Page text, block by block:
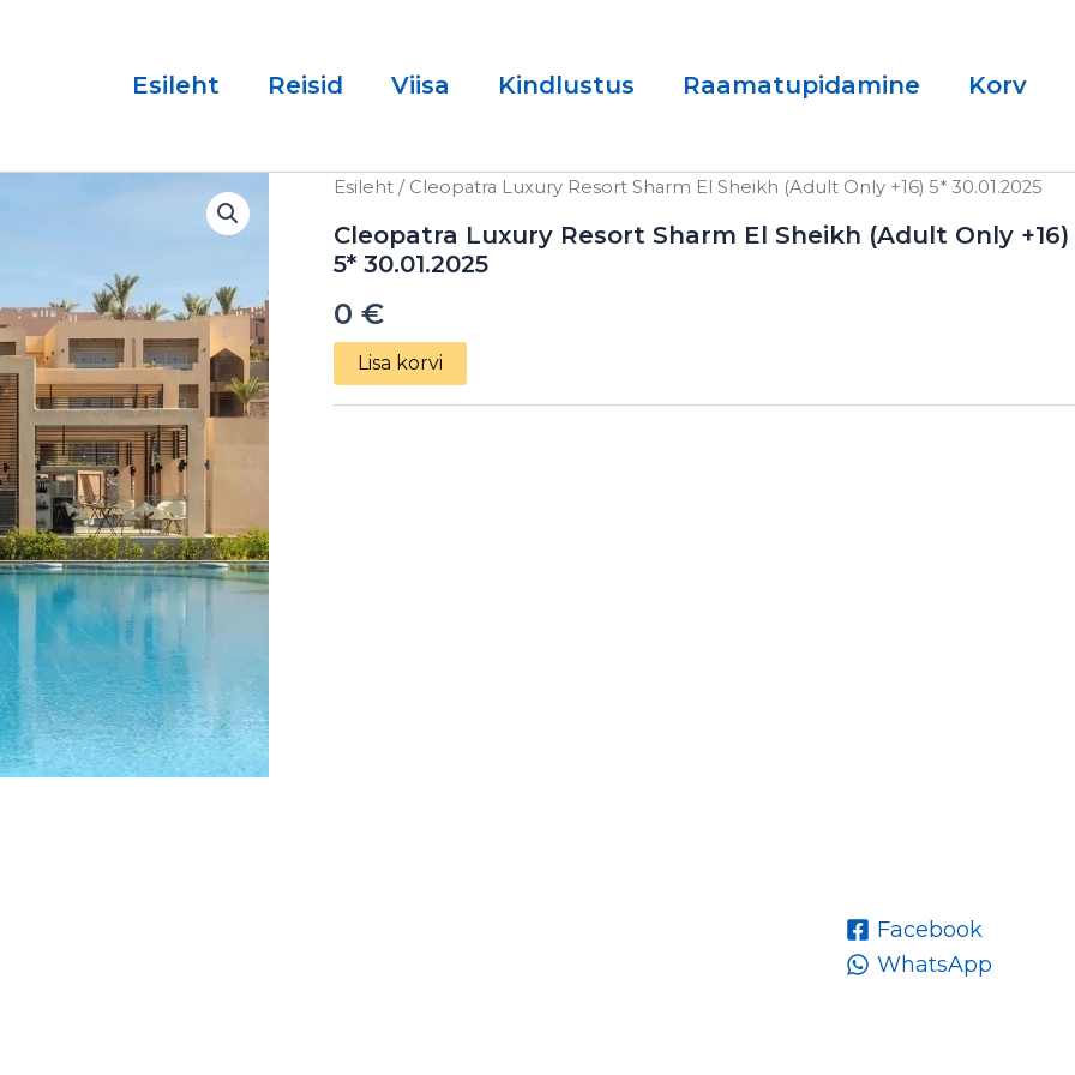
Esileht Reisid Viisa Kindlustus Raamatupidamine Korv
Esileht/ Cleopatra Luxury Resort Sharm El Sheikh (Adult Only +16) 5* 30.01.2025
Cleopatra Luxury Resort Sharm El Sheikh (Adult Only +16)
5* 30.01.2025
0 €
Cleopatra
Resort
Sharm
El
Sheikh
(Adult
Only
+16)
5*
Lisa korvi
Facebook
WhatsApp